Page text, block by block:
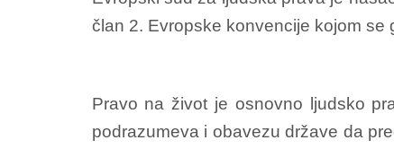
član 2. Evropske konvencije kojom se
Pravo na život je osnovno ljudsko
podrazumeva i obavezu države da